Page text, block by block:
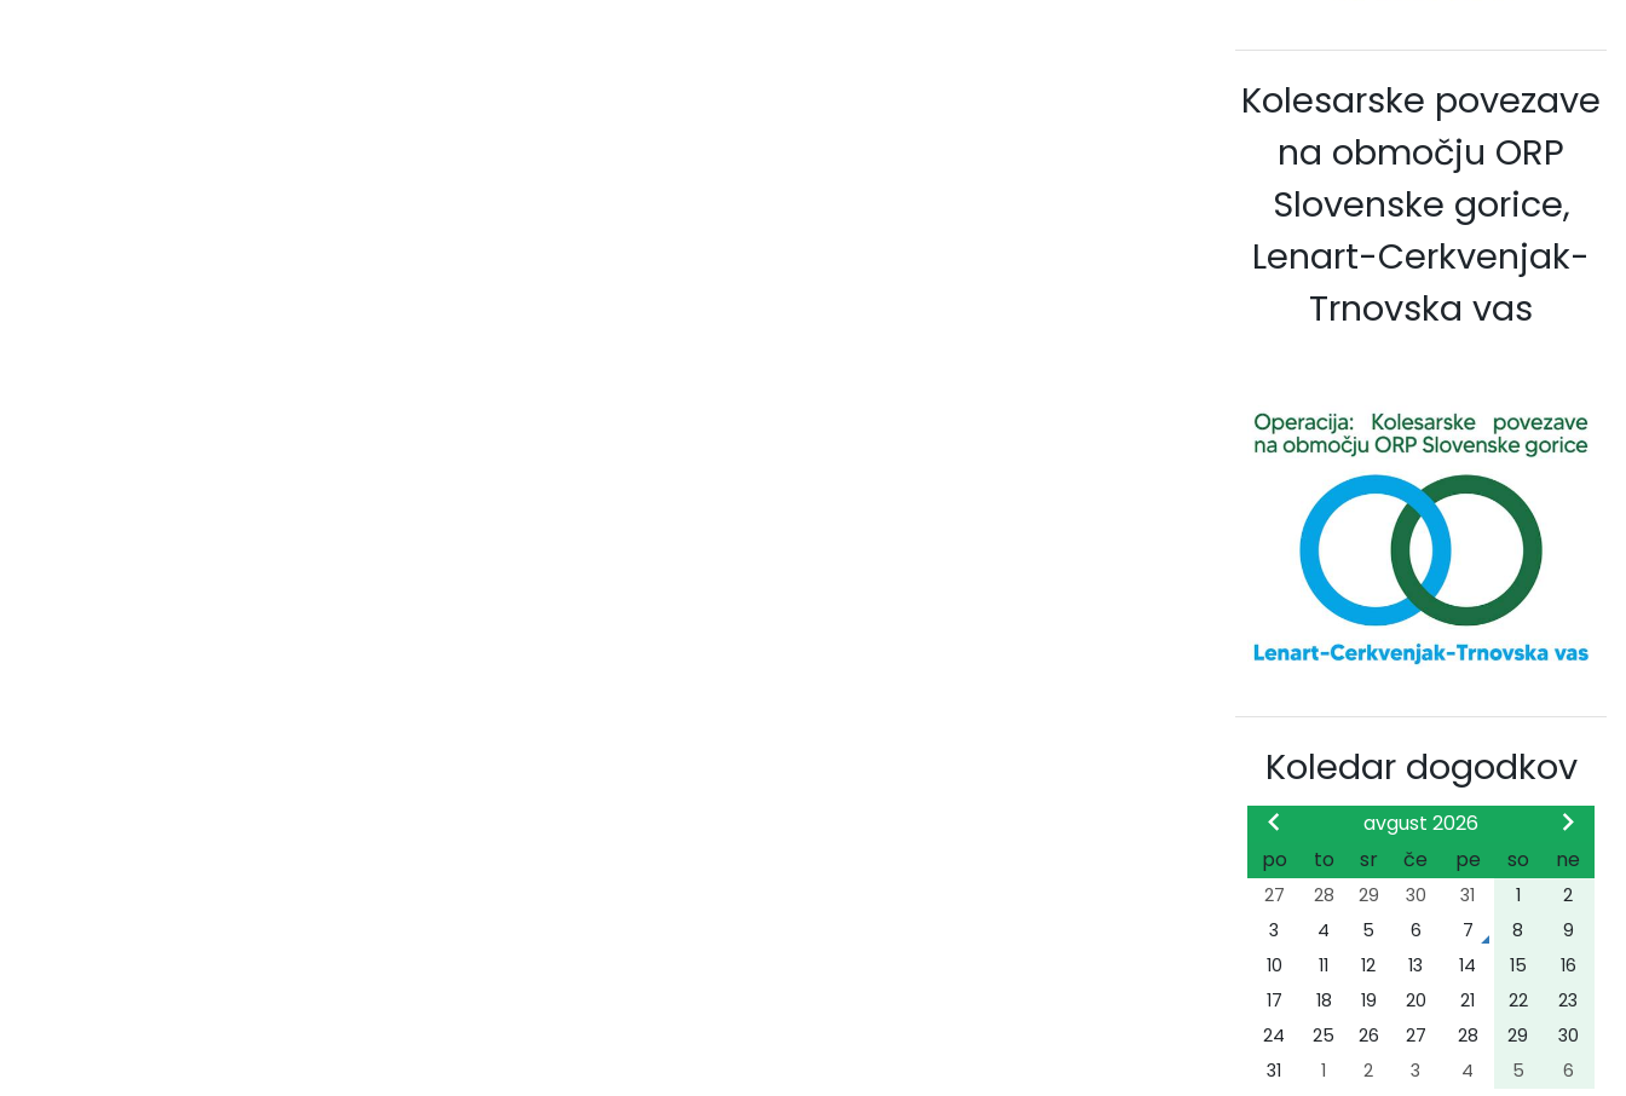
Kolesarske povezave
na območju ORP
Slovenske gorice,
Lenart-Cerkvenjak-
Trnovska vas
Koledar dogodkov
avgust 2026
po
to sr če pe so ne
27 28 29 30 31 1
2
3
4 5 6 7 8
9
10
11 12 13 14 15
16
17
18 19 20 21 22
23
24
25 26 27 28 29
30
31
1 2 3 4 5 6